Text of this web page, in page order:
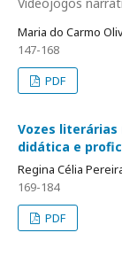
Maria do Carmo
147-168
PDF
Vozes literárias
didática e
Regina Célia
169-184
PDF